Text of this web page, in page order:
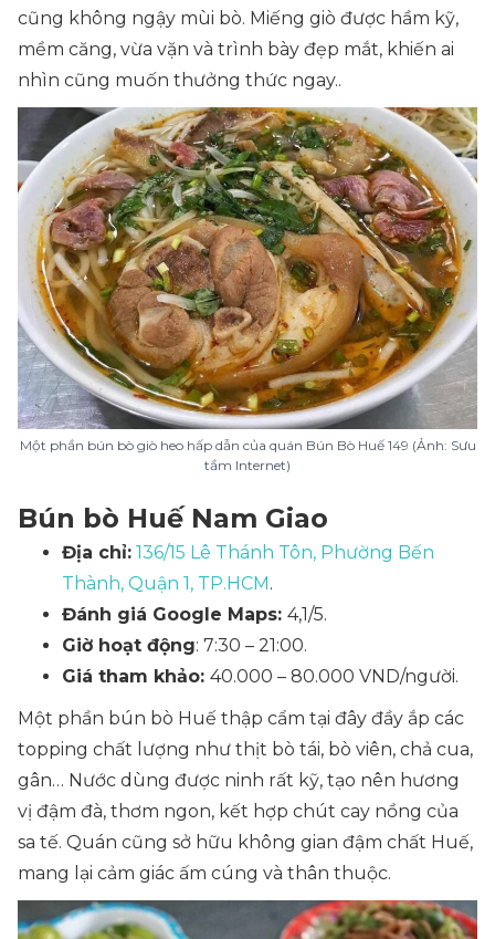
cũng không ngậy mùi bò. Miếng giò được hầm kỹ,
mềm căng, vừa vặn và trình bày đẹp mắt, khiến ai
nhìn cũng muốn thưởng thức ngay..
Một phần bún bò giò heo hấp dẫn của quán Bún Bò Huế 149 (Ảnh: Sưu
tầm Internet)
Bún bò Huế Nam Giao
Địa chỉ: 136/15 Lê Thánh Tôn, Phường Bến
Thành, Quận 1, TP.HCM.
Đánh giá Google Maps: 4,1/5.
Giờ hoạt động: 7:30 – 21:00.
Giá tham khảo: 40.000 – 80.000 VND/người.
Một phần bún bò Huế thập cẩm tại đây đầy ắp các
topping chất lượng như thịt bò tái, bò viên, chả cua,
gân… Nước dùng được ninh rất kỹ, tạo nên hương
vị đậm đà, thơm ngon, kết hợp chút cay nồng của
sa tế. Quán cũng sở hữu không gian đậm chất Huế,
mang lại cảm giác ấm cúng và thân thuộc.